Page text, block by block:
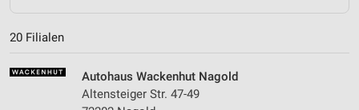
20 Filialen
Autohaus Wackenhut Nagold
Altensteiger Str. 47-49